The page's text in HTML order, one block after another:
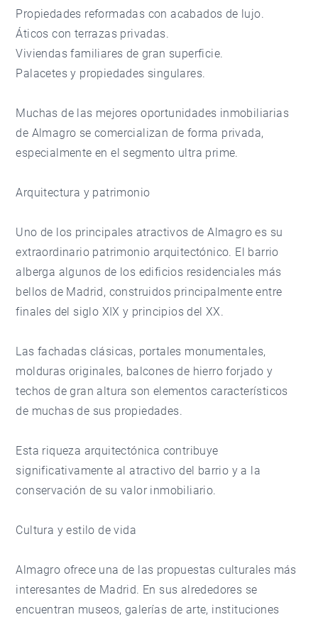
Propiedades reformadas con acabados de lujo.
Áticos con terrazas privadas.
Viviendas familiares de gran superficie.
Palacetes y propiedades singulares.
Muchas de las mejores oportunidades inmobiliarias
de Almagro se comercializan de forma privada,
especialmente en el segmento ultra prime.
Arquitectura y patrimonio
Uno de los principales atractivos de Almagro es su
extraordinario patrimonio arquitectónico. El barrio
alberga algunos de los edificios residenciales más
bellos de Madrid, construidos principalmente entre
finales del siglo XIX y principios del XX.
Las fachadas clásicas, portales monumentales,
molduras originales, balcones de hierro forjado y
techos de gran altura son elementos característicos
de muchas de sus propiedades.
Esta riqueza arquitectónica contribuye
significativamente al atractivo del barrio y a la
conservación de su valor inmobiliario.
Cultura y estilo de vida
Almagro ofrece una de las propuestas culturales más
interesantes de Madrid. En sus alrededores se
encuentran museos, galerías de arte, instituciones